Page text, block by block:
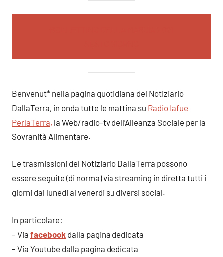
Benvenut* nella pagina quotidiana del Notiziario
DallaTerra, in onda tutte le mattina su Radio Iafue
PerlaTerra, la Web/radio-tv dell’Alleanza Sociale per la
Sovranità Alimentare.
Le trasmissioni del Notiziario DallaTerra possono
essere seguite (di norma) via streaming in diretta tutti i
giorni dal lunedi al venerdi su diversi social.
In particolare:
– Via facebook dalla pagina dedicata
– Via Youtube dalla pagina dedicata